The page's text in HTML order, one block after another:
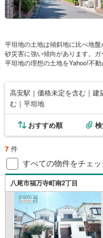
平坦地の土地は傾斜地に比べ地
砂災害に強い傾向があります。ガ
平坦地の理想の土地をYahoo!不動
高安駅｜価格未定を含む｜建
む｜平坦地
おすすめ順
7 件
すべての物件をチェ
八尾市福万寺町南2丁目